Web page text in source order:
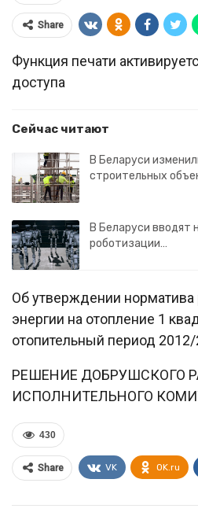
Share
Функция печати
доступа
Сейчас читают
В Беларуси
строительных
В Беларуси вводят
роботизации…
Об утверждении норматива
энергии на отопление 1
отопительный период 2012/
РЕШЕНИЕ ДОБРУШСКОГО
ИСПОЛНИТЕЛЬНОГО
430
Share VK OK.ru